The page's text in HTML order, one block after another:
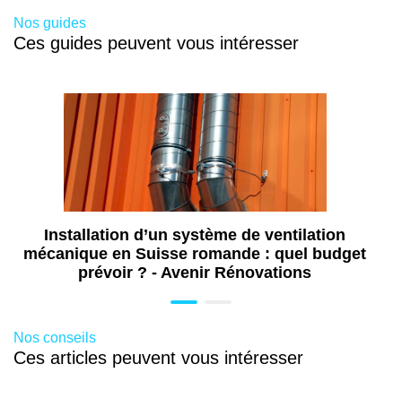
Nos guides
Ces guides peuvent vous intéresser
Installation d’un système de ventilation
mécanique en Suisse romande : quel budget
prévoir ? - Avenir Rénovations
Nos conseils
Ces articles peuvent vous intéresser